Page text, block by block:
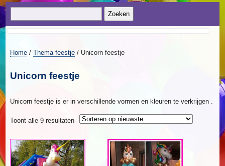
Home/ Thema feestje/ Unicorn feestje
Unicorn feestje
Unicorn feestje is er in verschillende vormen en kleuren te verkrijgen .
Toont alle 9 resultatenGesorteerd